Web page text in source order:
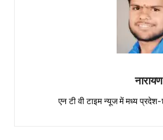
एन टी वी टाइम न्यूज में मध्य